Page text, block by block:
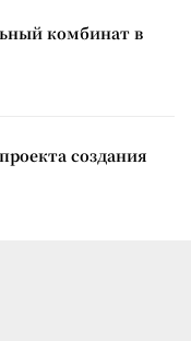
комбинат в
создания